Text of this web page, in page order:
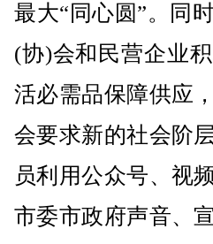
最大“同心圆”。同
(协)会和民营企业
活必需品保障供应
会要求新的社会阶
员利用公众号、视
市委市政府声音、